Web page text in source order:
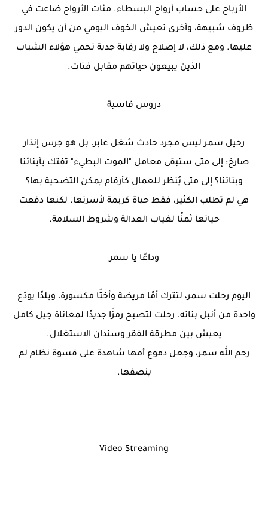
الأرباح على حساب أرواح البسطاء. مئات الأرواح ضاعت في
ظروف شبيهة، وأخرى تعيش الخوف اليومي من أن يكون الدور
عليها. ومع ذلك، لا إصلاح ولا رقابة جدية تحمي هؤلاء الشباب
الذين يبيعون حياتهم مقابل فتات.
دروس قاسية
رحيل سمر ليس مجرد حادث شغل عابر، بل هو جرس إنذار
صارخ: إلى متى ستبقى معامل "الموت البطيء" تفتك بأبنائنا
وبناتنا؟ إلى متى يُنظر للعمال كأرقام يمكن التضحية بها؟
هي لم تطلب الكثير، فقط حياة كريمة لأسرتها. لكنها دفعت
حياتها ثمنًا لغياب العدالة وشروط السلامة.
وداعًا يا سمر
اليوم رحلت سمر، لتترك أمًا مريضة وأختًا مكسورة، وبلدًا يودّع
واحدة من أنبل بناته. رحلت لتصبح رمزًا جديدًا لمعاناة جيل كامل
يعيش بين مطرقة الفقر وسندان الاستغلال.
رحم الله سمر، وجعل دموع أمها شاهدة على قسوة نظام لم
ينصفها.
Video Streaming